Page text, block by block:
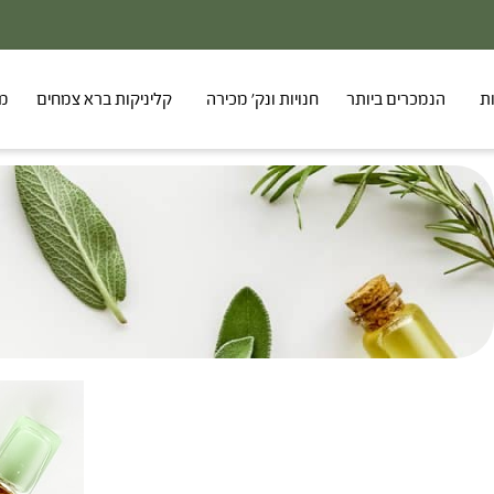
הנמכרים ביותר חנויות ונק' מכירה קליניקות ברא צמחים